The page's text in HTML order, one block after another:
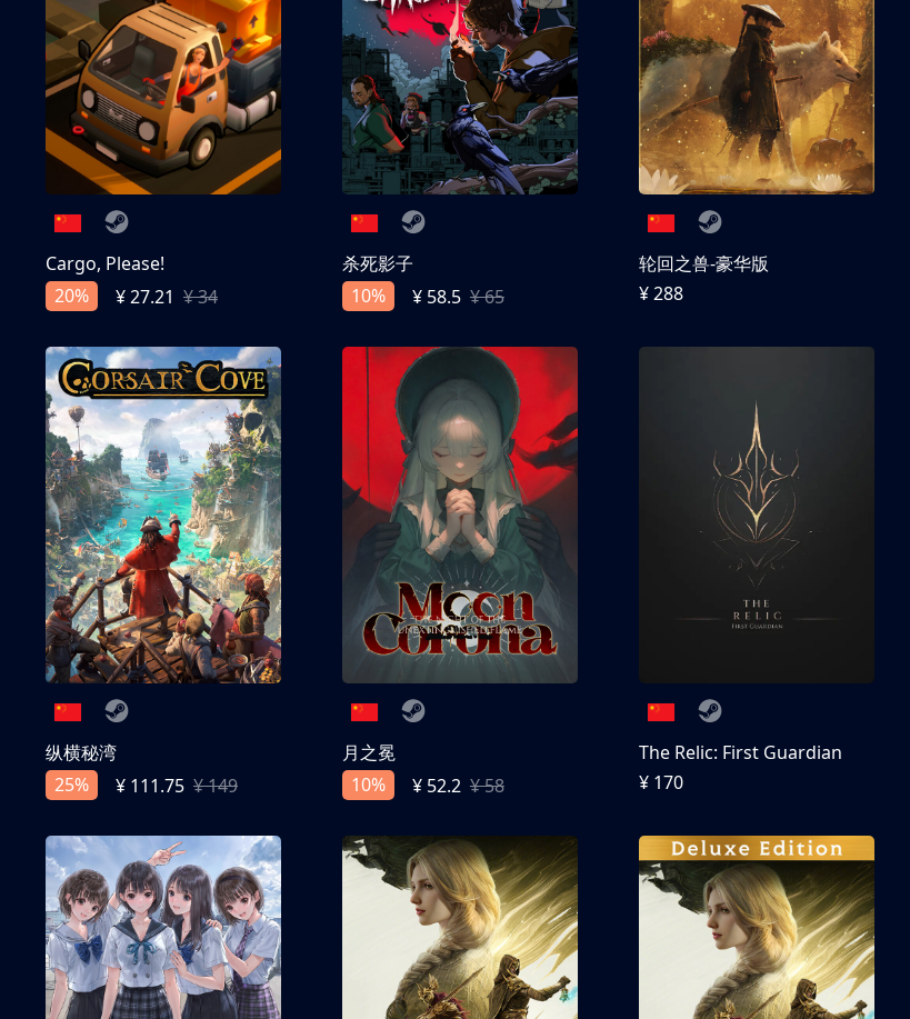
Cargo, Please!
20%
¥ 27.21 ¥ 34
杀死影子
10%
¥ 58.5 ¥ 65
轮回之兽-豪华版
¥ 288
纵横秘湾
25%
¥ 111.75 ¥ 149
月之冕
10%
¥ 52.2 ¥ 58
The Relic: First Guardian
¥ 170